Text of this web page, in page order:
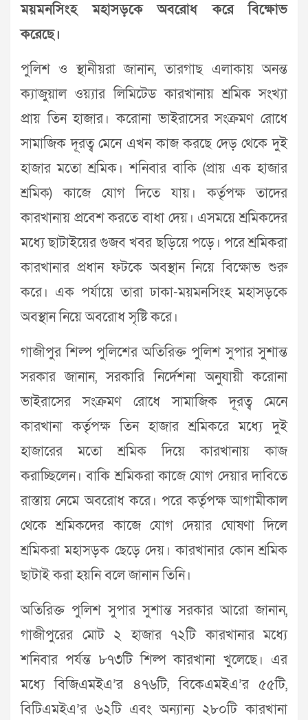
ময়মনসিংহ মহাসড়কে অবরোধ করে বিক্ষোভ
করেছে।
পুলিশ ও স্থানীয়রা জানান, তারগাছ এলাকায় অনন্ত
ক্যাজুয়াল ওয়্যার লিমিটেড কারখানায় শ্রমিক সংখ্যা
প্রায় তিন হাজার। করোনা ভাইরাসের সংক্রমণ রোধে
সামাজিক দূরত্ব মেনে এখন কাজ করছে দেড় থেকে দুই
হাজার মতো শ্রমিক। শনিবার বাকি (প্রায় এক হাজার
শ্রমিক) কাজে যোগ দিতে যায়। কর্তৃপক্ষ তাদের
কারখানায় প্রবেশ করতে বাধা দেয়। এসময়ে শ্রমিকদের
মধ্যে ছাটাইয়ের গুজব খবর ছড়িয়ে পড়ে। পরে শ্রমিকরা
কারখানার প্রধান ফটকে অবস্থান নিয়ে বিক্ষোভ শুরু
করে। এক পর্যায়ে তারা ঢাকা-ময়মনসিংহ মহাসড়কে
অবস্থান নিয়ে অবরোধ সৃষ্টি করে।
গাজীপুর শিল্প পুলিশের অতিরিক্ত পুলিশ সুপার সুশান্ত
সরকার জানান, সরকারি নির্দেশনা অনুযায়ী করোনা
ভাইরাসের সংক্রমণ রোধে সামাজিক দূরত্ব মেনে
কারখানা কর্তৃপক্ষ তিন হাজার শ্রমিকরে মধ্যে দুই
হাজারের মতো শ্রমিক দিয়ে কারখানায় কাজ
করাচ্ছিলেন। বাকি শ্রমিকরা কাজে যোগ দেয়ার দাবিতে
রাস্তায় নেমে অবরোধ করে। পরে কর্তৃপক্ষ আগামীকাল
থেকে শ্রমিকদের কাজে যোগ দেয়ার ঘোষণা দিলে
শ্রমিকরা মহাসড়ক ছেড়ে দেয়। কারখানার কোন শ্রমিক
ছাটাই করা হয়নি বলে জানান তিনি।
অতিরিক্ত পুলিশ সুপার সুশান্ত সরকার আরো জানান,
গাজীপুরের মোট ২ হাজার ৭২টি কারখানার মধ্যে
শনিবার পর্যন্ত ৮৭৩টি শিল্প কারখানা খুলেছে। এর
মধ্যে বিজিএমইএ’র ৪৭৬টি, বিকেএমইএ’র ৫৫টি,
বিটিএমইএ’র ৬২টি এবং অন্যান্য ২৮০টি কারখানা